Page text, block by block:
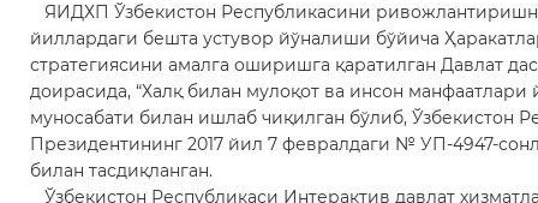
ЯИДХП Ўзбекистон Республикасини
йиллардаги бешта устувор йўналиши бўйича
стратегиясини амалга оширишга қаратилган Давлат
доирасида, “Халқ билан мулоқот ва инсон манфаатлари
муносабати билан ишлаб чиқилган бўлиб, Ўзбекистон
Президентининг 2017 йил 7 февралдаги № УП-4947-
билан тасдиқланган.
Ўзбекистон Республикаси Интерактив давлат